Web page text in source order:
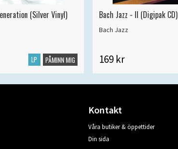
(Silver Vinyl)
LP PÅMINN MIG
Bach Jazz - II (Digipak CD)
Bach Jazz
169 kr
Kontakt
Våra butiker & öppettider
Din sida